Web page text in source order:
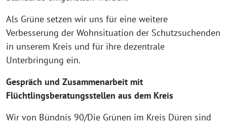
Als Grüne setzen wir uns für eine weitere
Verbesserung der Wohnsituation der Schutzsuchenden
in unserem Kreis und für ihre dezentrale
Unterbringung ein.
Gespräch und Zusammenarbeit mit
Flüchtlingsberatungsstellen aus dem Kreis
Wir von Bündnis 90/Die Grünen im Kreis Düren sind